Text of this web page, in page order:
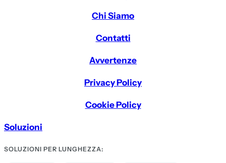
Chi Siamo
Contatti
Avvertenze
Privacy Policy
Cookie Policy
Soluzioni
SOLUZIONI PER LUNGHEZZA: